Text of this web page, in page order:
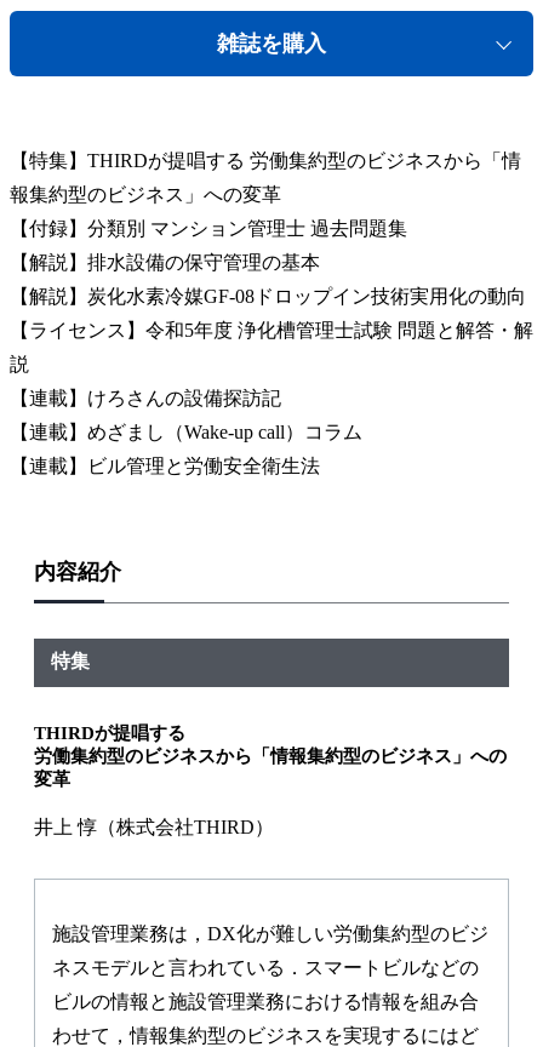
雑誌を購入
【特集】THIRDが提唱する 労働集約型のビジネスから「情
報集約型のビジネス」への変革
【付録】分類別 マンション管理士 過去問題集
【解説】排水設備の保守管理の基本
【解説】炭化水素冷媒GF-08ドロップイン技術実用化の動向
【ライセンス】令和5年度 浄化槽管理士試験 問題と解答・解
説
【連載】けろさんの設備探訪記
【連載】めざまし（Wake-up call）コラム
【連載】ビル管理と労働安全衛生法
内容紹介
特集
THIRDが提唱する
労働集約型のビジネスから「情報集約型のビジネス」への
変革
井上 惇（株式会社THIRD）
施設管理業務は，DX化が難しい労働集約型のビジ
ネスモデルと言われている．スマートビルなどの
ビルの情報と施設管理業務における情報を組み合
わせて，情報集約型のビジネスを実現するにはど